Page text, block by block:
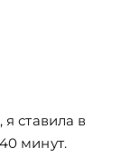
ставила в
минут.